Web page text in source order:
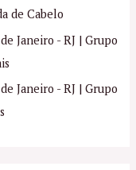
de Cabelo
Janeiro - RJ | Grupo
Janeiro - RJ | Grupo